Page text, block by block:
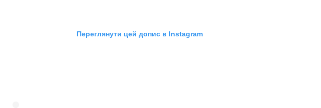
Переглянути цей допис в Instagram